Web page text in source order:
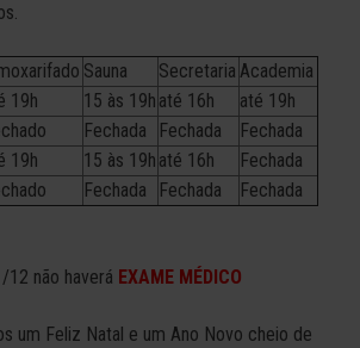
Sauna Secretaria Academia
19h 15 às 19h até 16h
até 19h
Fechada Fechada
Fechada
19h 15 às 19h até 16h
Fechada
Fechada Fechada Fechada
12 não haverá EXAME MÉDICO
um Feliz Natal e um Ano Novo cheio de